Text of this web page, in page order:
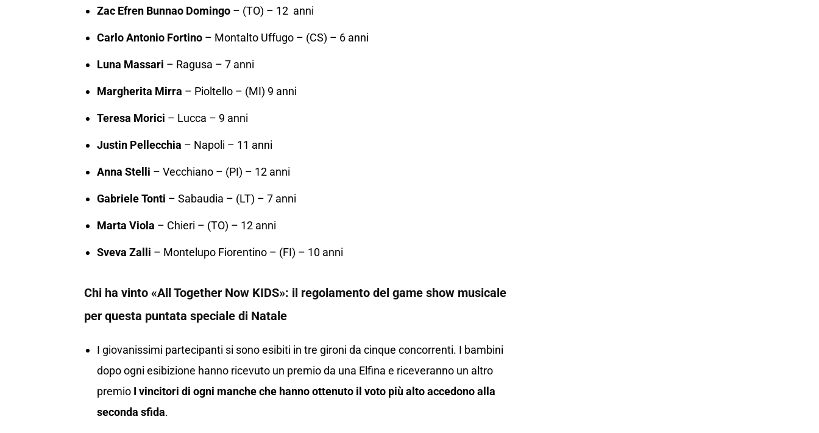
Zac Efren Bunnao Domingo – (TO) – 12 anni
Carlo Antonio Fortino – Montalto Uffugo – (CS) – 6 anni
Luna Massari – Ragusa – 7 anni
Margherita Mirra – Pioltello – (MI) 9 anni
Teresa Morici – Lucca – 9 anni
Justin Pellecchia – Napoli – 11 anni
Anna Stelli – Vecchiano – (PI) – 12 anni
Gabriele Tonti – Sabaudia – (LT) – 7 anni
Marta Viola – Chieri – (TO) – 12 anni
Sveva Zalli – Montelupo Fiorentino – (FI) – 10 anni
Chi ha vinto «All Together Now KIDS»: il regolamento del game show musicale
per questa puntata speciale di Natale
I giovanissimi partecipanti si sono esibiti in tre gironi da cinque concorrenti. I bambini
dopo ogni esibizione hanno ricevuto un premio da una Elfina e riceveranno un altro
premio I vincitori di ogni manche che hanno ottenuto il voto più alto accedono alla
seconda sfida.